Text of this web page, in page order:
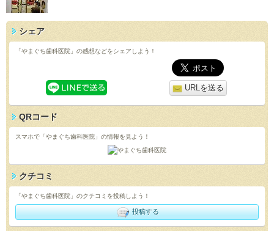
シェア
「やまぐち歯科医院」の感想などをシェアしよう！
URLを送る
QRコード
スマホで「やまぐち歯科医院」の情報を見よう！
クチコミ
「やまぐち歯科医院」のクチコミを投稿しよう！
投稿する